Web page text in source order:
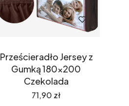
Prześcieradło Jersey z
Gumką 180x200
Czekolada
Cena
71,90 zł